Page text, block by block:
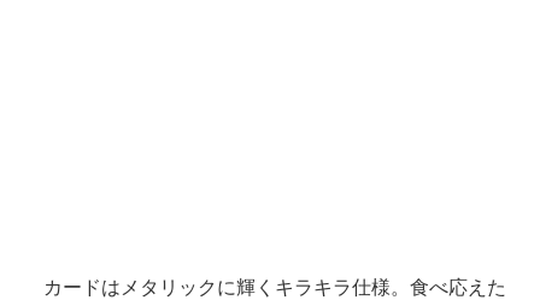
カードはメタリックに輝くキラキラ仕様。食べ応えた